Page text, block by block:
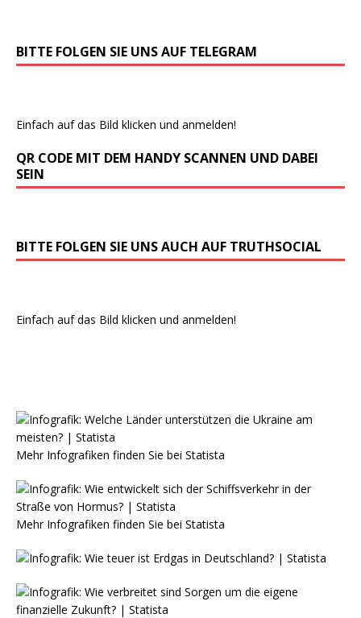
BITTE FOLGEN SIE UNS AUF TELEGRAM
Einfach auf das Bild klicken und anmelden!
QR CODE MIT DEM HANDY SCANNEN UND DABEI
SEIN
BITTE FOLGEN SIE UNS AUCH AUF TRUTHSOCIAL
Einfach auf das Bild klicken und anmelden!
Mehr Infografiken finden Sie bei Statista
Mehr Infografiken finden Sie bei Statista